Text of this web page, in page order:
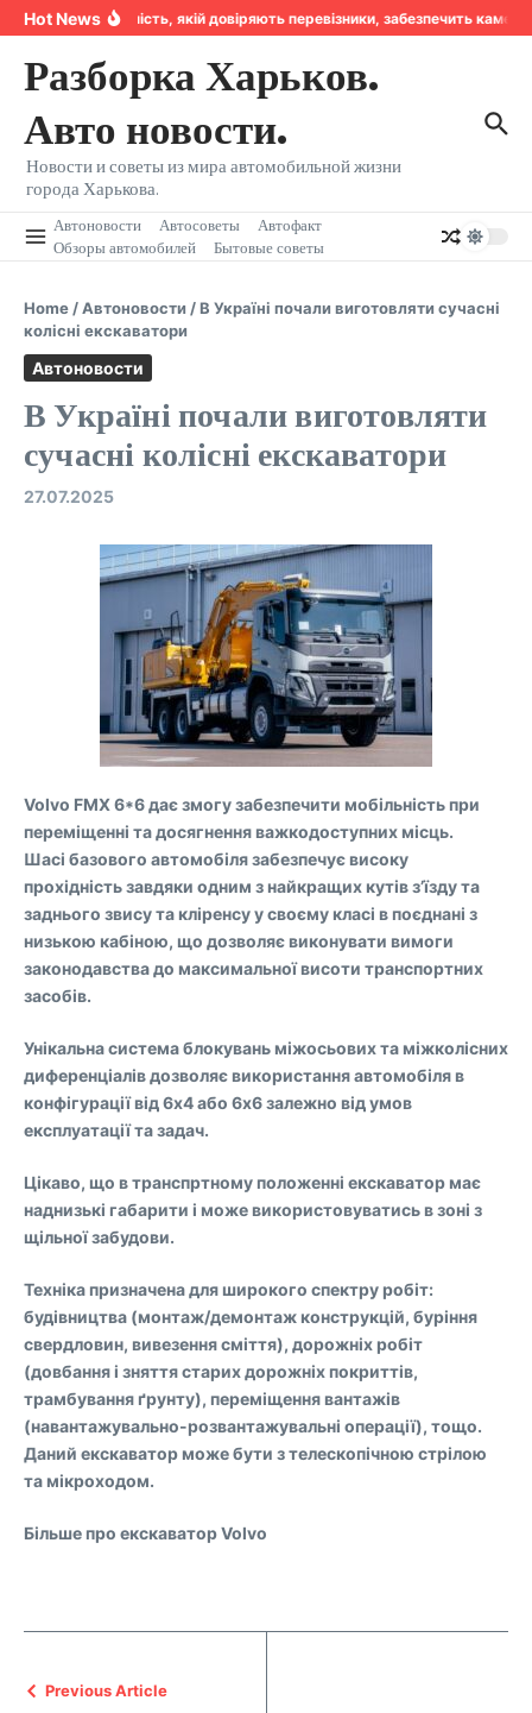
Перейти к содержанию
Hot NewsНадійність, якій довіряють перевізники, забезпечить
Разборка Харьков.
Авто новости.
Новости и советы из мира автомобильной жизни
города Харькова.
Автоновости Автосоветы
Автофакт
Обзоры автомобилей
Бытовые советы
Home /Автоновости /В Україні почали виготовляти сучасні
колісні екскаватори
Автоновости
В Україні почали виготовляти
сучасні колісні екскаватори
27.07.2025
Volvo FMX 6*6 дає змогу забезпечити мобільність при
переміщенні та досягнення важкодоступних місць.
Шасі базового автомобіля забезпечує високу
прохідність завдяки одним з найкращих кутів з’їзду та
заднього звису та кліренсу у своєму класі в поєднані з
низькою кабіною, що дозволяє виконувати вимоги
законодавства до максимальної висоти транспортних
засобів.
Унікальна система блокувань міжосьових та міжколісних
диференціалів дозволяє використання автомобіля в
конфігурації від 6х4 або 6х6 залежно від умов
експлуатації та задач.
Цікаво, що в транспртному положенні екскаватор має
наднизькі габарити і може використовуватись в зоні з
щільної забудови.
Техніка призначена для широкого спектру робіт:
будівництва (монтаж/демонтаж конструкцій, буріння
свердловин, вивезення сміття), дорожніх робіт
(довбання і зняття старих дорожніх покриттів,
трамбування ґрунту), переміщення вантажів
(навантажувально-розвантажувальні операції), тощо.
Даний екскаватор може бути з телескопічною стрілою
та мікроходом.
Більше про екскаватор Volvo
Previous Article